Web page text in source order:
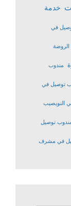
خدمة
في
مندوب
توصيل في
النويصيب
توصيل
في مشرف